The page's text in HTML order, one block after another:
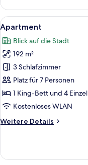
Alle
Fotos
für
Apartment
anzeigen
6
Apartment
Blick auf die Stadt
192 m²
3 Schlafzimmer
Platz für 7 Personen
1 King-Bett und 4
Kostenloses WLAN
Weitere Details
Weitere